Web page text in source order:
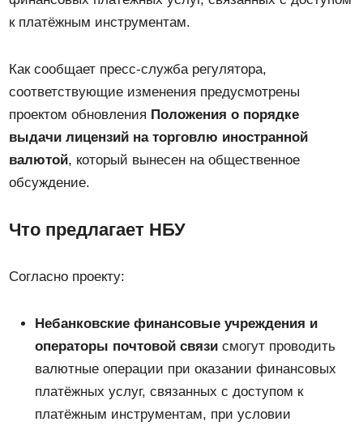
к платёжным инструментам.
Как сообщает пресс-служба регулятора,
соответствующие изменения предусмотрены
проектом обновления Положения о порядке
выдачи лицензий на торговлю иностранной
валютой, который вынесен на общественное
обсуждение.
Что предлагает НБУ
Согласно проекту:
Небанковские финансовые учреждения и
операторы почтовой связи смогут проводить
валютные операции при оказании финансовых
платёжных услуг, связанных с доступом к
платёжным инструментам, при условии